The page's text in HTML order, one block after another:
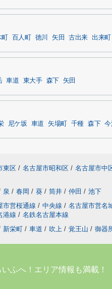
百人町 徳川 矢田 古出来 出来町
車道 東大手 森下 矢田
尼ケ坂 車道 矢場町 千種 森下
東区 / 名古屋市昭和区 / 名古屋市中
泉 / 春岡 / 葵 / 筒井 / 仲田 / 池下
市営桜通線 / 中央線 / 名古屋市営名
港線 / 名鉄名古屋本線
新栄町 / 車道 / 吹上 / 覚王山 / 御器
ふへ！エリア情報も満載！